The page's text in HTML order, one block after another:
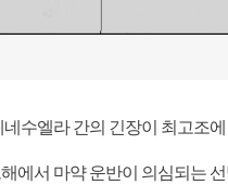
수엘라 간의 긴장이 최고조
에서 마약 운반이 의심되는